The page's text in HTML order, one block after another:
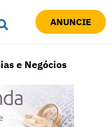
ANUNCIE
e Negócios